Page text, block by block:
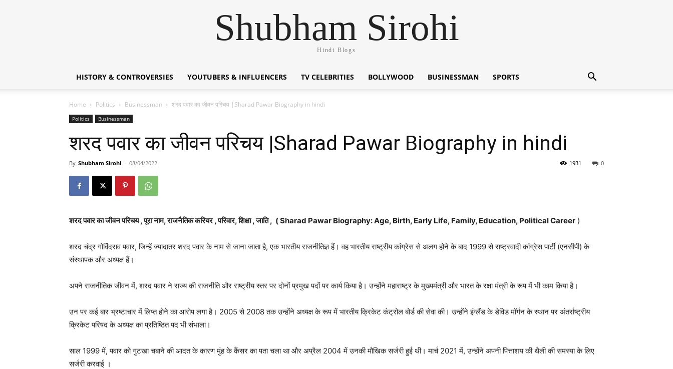
Shubham Sirohi
Hindi Blogs
HISTORY & CONTROVERSIES YOUTUBERS & INFLUENCERS TV CELEBRITIES BOLLYWOOD BUSINESSMAN SPORTS
Home Politics Businessman शरद पवार का जीवन परिचय |Sharad Pawar Biography in hindi
Politics Businessman
शरद पवार का जीवन परिचय |Sharad Pawar Biography in hindi
By Shubham Sirohi - 08/04/2022 0
1931
शरद पवार का जीवन परिचय , पूरा नाम, राजनैतिक करियर , परिवार, शिक्षा , जाति , ( Sharad Pawar Biography: Age, Birth, Early Life, Family, Education, Political Career )
शरद चंद्र गोविंदराव पवार, जिन्हें ज्यादातर शरद पवार के नाम से जाना जाता है, एक भारतीय राजनीतिज्ञ हैं। वह भारतीय राष्ट्रीय कांग्रेस से अलग होने के बाद 1999 से राष्ट्रवादी कांग्रेस पार्टी (एनसीपी) के
संस्थापक और अध्यक्ष हैं।
अपने राजनीतिक जीवन में, शरद पवार ने राज्य की राजनीति और राष्ट्रीय स्तर पर दोनों प्रमुख पदों पर कार्य किया है। उन्होंने महाराष्ट्र के मुख्यमंत्री और भारत के रक्षा मंत्री के रूप में भी काम किया है।
उन पर कई बार भ्रष्टाचार में लिप्त होने का आरोप लगा है। 2005 से 2008 तक उन्होंने अध्यक्ष के रूप में भारतीय क्रिकेट कंट्रोल बोर्ड की सेवा की। उन्होंने इंग्लैंड के डेविड मॉर्गन के स्थान पर अंतर्राष्ट्रीय
क्रिकेट परिषद के अध्यक्ष का प्रतिष्ठित पद भी संभाला।
साल 1999 में, पवार को गुटखा चबाने की आदत के कारण मुंह के कैंसर का पता चला था और अप्रैल 2004 में उनकी मौखिक सर्जरी हुई थी। मार्च 2021 में, उन्होंने अपनी पित्ताशय की थैली की समस्या के लिए
सर्जरी करवाई ।